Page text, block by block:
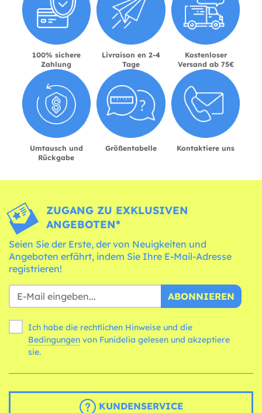
100% sichere
Zahlung
Livraison en 2-4
Tage
Kostenloser
Versand ab 75€
Umtausch und
Rückgabe
Größentabelle Kontaktiere uns
ZUGANG ZU EXKLUSIVEN
ANGEBOTEN*
Seien Sie der Erste, der von Neuigkeiten und
Angeboten erfährt, indem Sie Ihre E-Mail-Adresse
registrieren!
ABONNIEREN
Ich habe die rechtlichen Hinweise und die
Bedingungen
sie.
KUNDENSERVICE